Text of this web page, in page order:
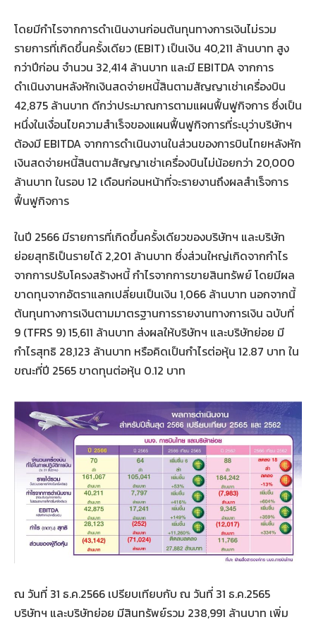
โดยมีกำไรจากการดำเนินงานก่อนต้นทุนทางการเงินไม่รวม
รายการที่เกิดขึ้นครั้งเดียว (EBIT) เป็นเงิน 40,211 ล้านบาท สูง
กว่าปีก่อน จำนวน 32,414 ล้านบาท และมี EBITDA จากการ
ดำเนินงานหลังหักเงินสดจ่ายหนี้สินตามสัญญาเช่าเครื่องบิน
42,875 ล้านบาท ดีกว่าประมาณการตามแผนฟื้นฟูกิจการ ซึ่งเป็น
หนึ่งในเงื่อนไขความสำเร็จของแผนฟื้นฟูกิจการที่ระบุว่าบริษัทฯ
ต้องมี EBITDA จากการดำเนินงานในส่วนของการบินไทยหลังหัก
เงินสดจ่ายหนี้สินตามสัญญาเช่าเครื่องบินไม่น้อยกว่า 20,000
ล้านบาท ในรอบ 12 เดือนก่อนหน้าที่จะรายงานถึงผลสำเร็จการ
ฟื้นฟูกิจการ
ในปี 2566 มีรายการที่เกิดขึ้นครั้งเดียวของบริษัทฯ และบริษัท
ย่อยสุทธิเป็นรายได้ 2,201 ล้านบาท ซึ่งส่วนใหญ่เกิดจากกำไร
จากการปรับโครงสร้างหนี้ กำไรจากการขายสินทรัพย์ โดยมีผล
ขาดทุนจากอัตราแลกเปลี่ยนเป็นเงิน 1,066 ล้านบาท นอกจากนี้
ต้นทุนทางการเงินตามมาตรฐานการรายงานทางการเงิน ฉบับที่
9 (TFRS 9) 15,611 ล้านบาท ส่งผลให้บริษัทฯ และบริษัทย่อย มี
กำไรสุทธิ 28,123 ล้านบาท หรือคิดเป็นกำไรต่อหุ้น 12.87 บาท ใน
ขณะที่ปี 2565 ขาดทุนต่อหุ้น 0.12 บาท
ณ วันที่ 31 ธ.ค.2566 เปรียบเทียบกับ ณ วันที่ 31 ธ.ค.2565
บริษัทฯ และบริษัทย่อย มีสินทรัพย์รวม 238,991 ล้านบาท เพิ่ม